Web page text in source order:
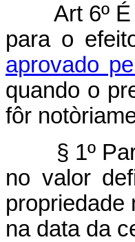
Art 6º
para o
aprovado
quando o
fôr
§ 1º Para
no valor
propriedade
na data da